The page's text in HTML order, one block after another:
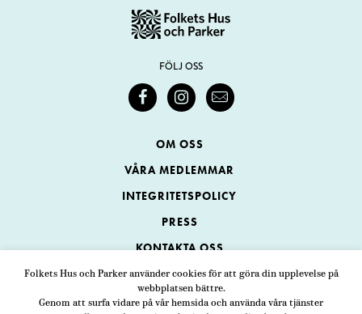
Folkets Hus och Parker använder cookies för att göra din upplevelse på
webbplatsen bättre.
Genom att surfa vidare på vår hemsida och använda våra tjänster
FÖLJ OSS
OM OSS
VÅRA MEDLEMMAR
INTEGRITETSPOLICY
PRESS
KONTAKTA OSS
Folkets Hus och Parker